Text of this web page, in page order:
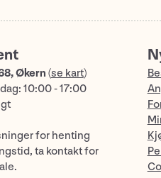
Økern (se kart)
10:00 - 17:00
for henting
ta kontakt for